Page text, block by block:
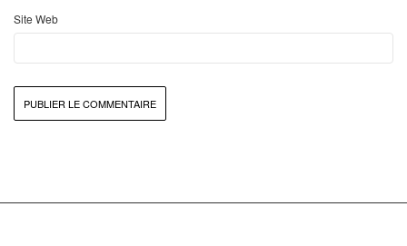
Site Web